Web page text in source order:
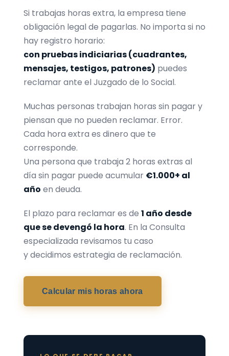
Si trabajas horas extra, la empresa tiene
obligación legal de pagarlas. No importa si no
hay registro horario:
con pruebas indiciarias (cuadrantes,
mensajes, testigos, patrones) puedes
reclamar ante el Juzgado de lo Social.
Muchas personas trabajan horas sin pagar y
piensan que no pueden reclamar. Error.
Cada hora extra es dinero que te
corresponde.
Una persona que trabaja 2 horas extras al
día sin pagar puede acumular €1.000+ al
año en deuda.
El plazo para reclamar es de 1 año desde
que se devengó la hora. En la Consulta
especializada revisamos tu caso
y decidimos estrategia de reclamación.
Calcular mis horas ahora